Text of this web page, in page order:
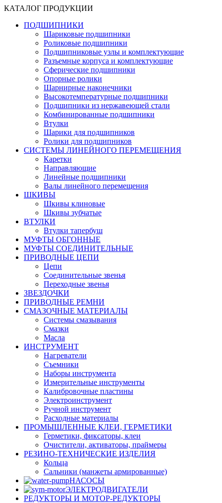
КАТАЛОГ ПРОДУКЦИИ
ПОДШИПНИКИ
Шариковые подшипники
Роликовые подшипники
Подшипниковые узлы и комплектующие
Разъемные корпуса и комплектующие
Сферические подшипники
Опорные ролики
Шарнирные наконечники
Высокотемпературные подшипники
Подшипники из нержавеющей стали
Комбинированные подшипники
Втулки
Шарики для подшипников
Ролики для подшипников
СИСТЕМЫ ЛИНЕЙНОГО ПЕРЕМЕЩЕНИЯ
Каретки
Направляющие
Линейные подшипники
Валы линейного перемещения
ШКИВЫ
Шкивы клиновые
Шкивы зубчатые
ВТУЛКИ
Втулки тапербуш
МУФТЫ ОБГОННЫЕ
МУФТЫ СОЕДИНИТЕЛЬНЫЕ
ПРИВОДНЫЕ ЦЕПИ
Цепи
Соединительные звенья
Переходные звенья
ЗВЕЗДОЧКИ
ПРИВОДНЫЕ РЕМНИ
СМАЗОЧНЫЕ МАТЕРИАЛЫ
Системы смазывания
Смазки
Масла
ИНСТРУМЕНТ
Нагреватели
Съемники
Наборы инструмента
Измерительные инструменты
Калибровочные пластины
Электроинструмент
Ручной инструмент
Расходные материалы
ПРОМЫШЛЕННЫЕ КЛЕИ, ГЕРМЕТИКИ
Герметики, фиксаторы, клеи
Очистители, активаторы, праймеры
РЕЗИНО-ТЕХНИЧЕСКИЕ ИЗДЕЛИЯ
Кольца
Сальники (манжеты армированные)
НАСОСЫ
ЭЛЕКТРОДВИГАТЕЛИ
РЕДУКТОРЫ И МОТОР-РЕДУКТОРЫ